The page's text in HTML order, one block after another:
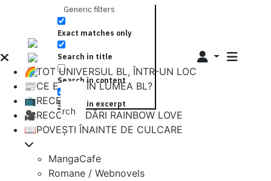
Search
Generic filters
Exact matches only
Search in title
Search in content
Search in excerpt
🌈TOT UNIVERSUL BL, ÎNTR-UN LOC
📰CE E NOU ÎN LUMEA BL?
📺RECENZII
🎥RECOMANDĂRI RAINBOW LOVE
📖POVEȘTI ÎNAINTE DE CULCARE
MangaCafe
Romane / Webnovels